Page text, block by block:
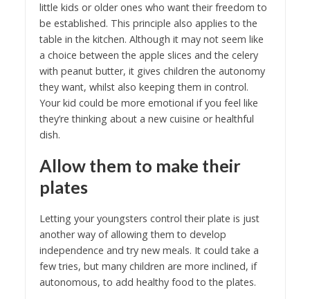
little kids or older ones who want their freedom to
be established. This principle also applies to the
table in the kitchen. Although it may not seem like
a choice between the apple slices and the celery
with peanut butter, it gives children the autonomy
they want, whilst also keeping them in control.
Your kid could be more emotional if you feel like
they’re thinking about a new cuisine or healthful
dish.
Allow them to make their
plates
Letting your youngsters control their plate is just
another way of allowing them to develop
independence and try new meals. It could take a
few tries, but many children are more inclined, if
autonomous, to add healthy food to the plates.